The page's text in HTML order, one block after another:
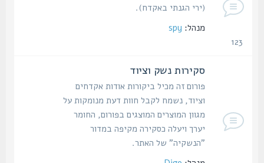
(ירי הגנתי באקדח).
מנהל: spy
סקירות נשק וציוד
פורום זה מכיל ביקורות אודות אקדחים
וציוד, נשמח לקבל חוות דעת מנומקות על
מגוון המוצרים המוצגים בפורום, החומר
יערך ויעלה כסקירה מקיפה במדור
"הנשקיה" של האתר.